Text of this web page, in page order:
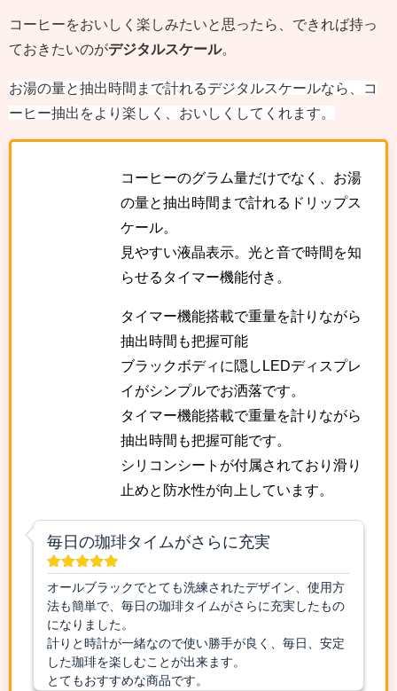
コーヒーをおいしく楽しみたいと思ったら、できれば持っ
ておきたいのがデジタルスケール。
お湯の量と抽出時間まで計れるデジタルスケールなら、コ
ーヒー抽出をより楽しく、おいしくしてくれます。
コーヒーのグラム量だけでなく、お湯
の量と抽出時間まで計れるドリップス
ケール。
見やすい液晶表示。光と音で時間を知
らせるタイマー機能付き。
タイマー機能搭載で重量を計りながら
抽出時間も把握可能
ブラックボディに隠しLEDディスプレ
イがシンプルでお洒落です。
タイマー機能搭載で重量を計りながら
抽出時間も把握可能です。
シリコンシートが付属されており滑り
止めと防水性が向上しています。
毎日の珈琲タイムがさらに充実
オールブラックでとても洗練されたデザイン、使用方
法も簡単で、毎日の珈琲タイムがさらに充実したもの
になりました。
計りと時計が一緒なので使い勝手が良く、毎日、安定
した珈琲を楽しむことが出来ます。
とてもおすすめな商品です。